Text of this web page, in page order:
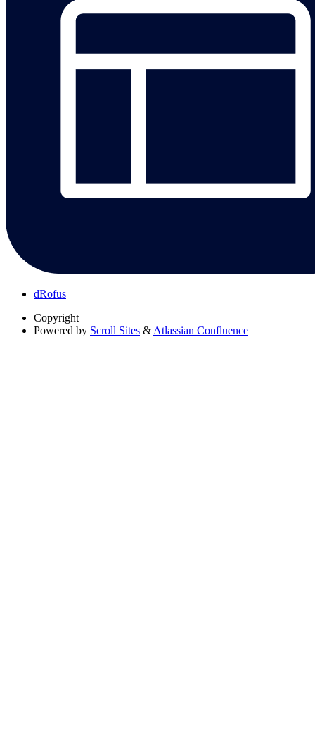
dRofus
Copyright
Powered by Scroll Sites & Atlassian Confluence